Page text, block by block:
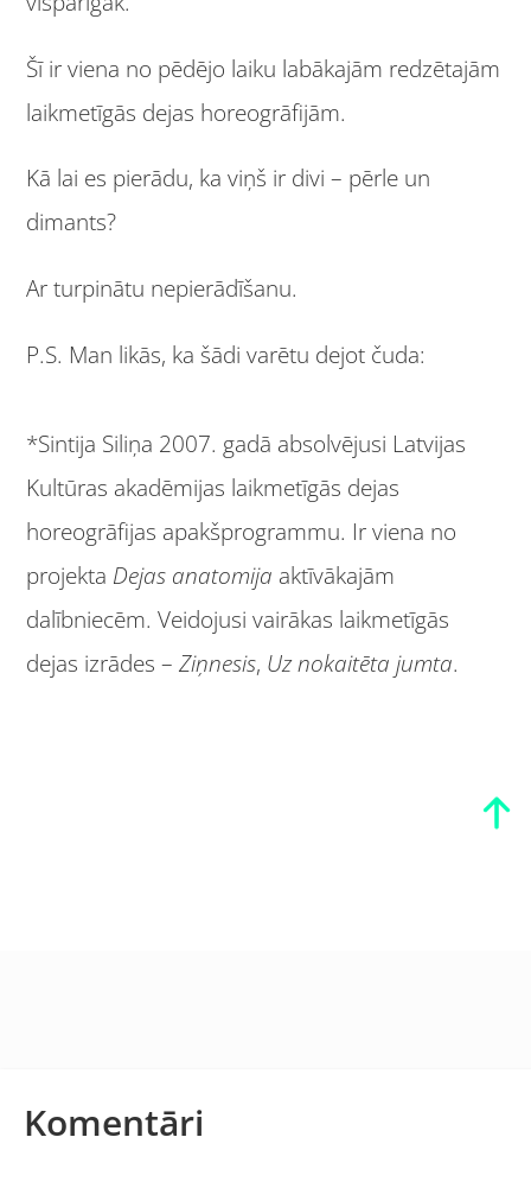
Šī ir viena no pēdējo laiku labākajām redzētajām
laikmetīgās dejas horeogrāfijām.
Kā lai es pierādu, ka viņš ir divi – pērle un
dimants?
Ar turpinātu nepierādīšanu.
P.S. Man likās, ka šādi varētu dejot čuda:
*Sintija Siliņa 2007. gadā absolvējusi Latvijas
Kultūras akadēmijas laikmetīgās dejas
horeogrāfijas apakšprogrammu. Ir viena no
projekta Dejas anatomija aktīvākajām
dalībniecēm. Veidojusi vairākas laikmetīgās
dejas izrādes –Ziņnesis, Uz nokaitēta jumta.
Komentāri